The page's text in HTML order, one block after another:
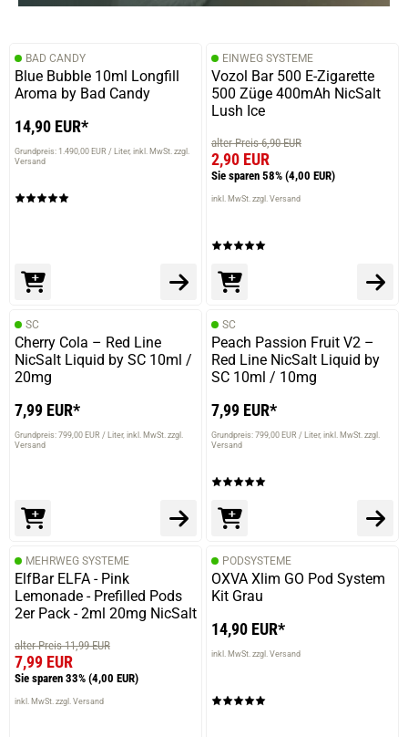
BAD CANDY
Blue Bubble 10ml Longfill
Aroma by Bad Candy
14,90 EUR*
Grundpreis: 1.490,00 EUR / Liter inkl. MwSt. zzgl.
Versand
EINWEG SYSTEME
Vozol Bar 500 E-Zigarette
500 Züge 400mAh NicSalt
Lush Ice
alter Preis 6,90 EUR
2,90 EUR
Sie sparen 58% (4,00 EUR)
inkl. MwSt. zzgl. Versand
SC
Cherry Cola – Red Line
NicSalt Liquid by SC 10ml /
20mg
7,99 EUR*
Grundpreis: 799,00 EUR / Liter inkl. MwSt. zzgl.
Versand
SC
Peach Passion Fruit V2 –
Red Line NicSalt Liquid by
SC 10ml / 10mg
7,99 EUR*
Grundpreis: 799,00 EUR / Liter inkl. MwSt. zzgl.
Versand
MEHRWEG SYSTEME
ElfBar ELFA - Pink
Lemonade - Prefilled Pods
2er Pack - 2ml 20mg NicSalt
alter Preis 11,99 EUR
7,99 EUR
Sie sparen 33% (4,00 EUR)
inkl. MwSt. zzgl. Versand
PODSYSTEME
OXVA Xlim GO Pod System
Kit Grau
14,90 EUR*
inkl. MwSt. zzgl. Versand